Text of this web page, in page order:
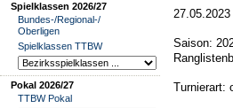
Spielklassen 2026/27
Bundes-/Regional-/
Oberligen
Spielklassen TTBW
Pokal 2026/27
TTBW Pokal
Saison:
Turnierart: